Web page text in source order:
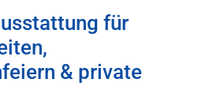
für
& private